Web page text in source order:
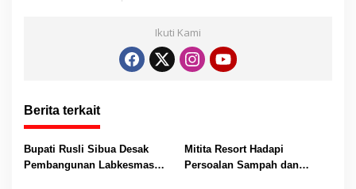
Ikuti Kami
Berita terkait
Bupati Rusli Sibua Desak
Pembangunan Labkesmas
Mitita Resort Hadapi
Persoalan Sampah dan